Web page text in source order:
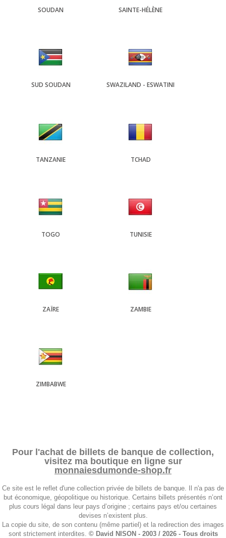
SOUDAN SAINTE-HÉLÈNE
SUD SOUDAN SWAZILAND - ESWATINI
TANZANIE TCHAD
TOGO TUNISIE
ZAÏRE ZAMBIE
ZIMBABWE
Pour l'achat de billets de banque de collection,
visitez ma boutique en ligne sur
monnaiesdumonde-shop.fr
Ce site est le reflet d'une collection privée de billets de banque. Il n'a pas de
but économique, géopolitique ou historique. Certains billets présentés n’ont
plus cours légal dans leur pays d’origine ; certains pays et/ou certaines
devises n’existent plus.
La copie du site, de son contenu (même partiel) et la redirection des images
sont strictement interdites. © David NISON - 2003 / 2026 - Tous droits